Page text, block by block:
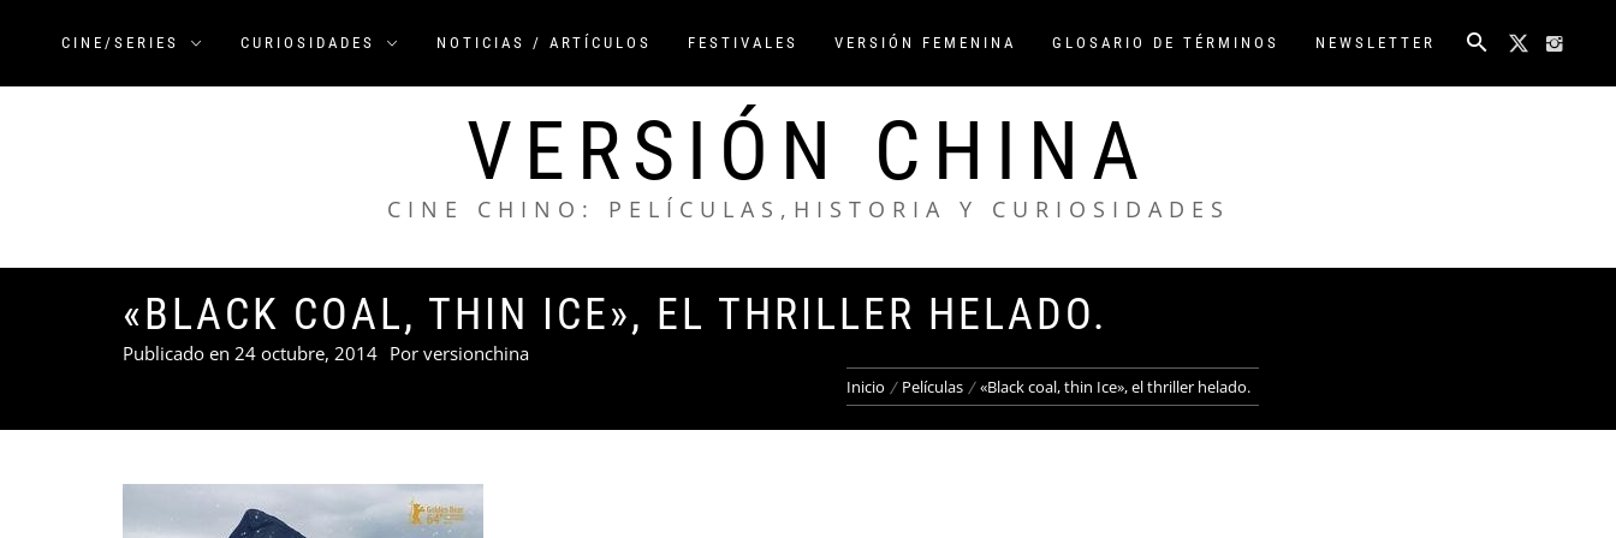
CINE/SERIES CURIOSIDADES NOTICIAS / ARTÍCULOS FESTIVALES VERSIÓN FEMENINA GLOSARIO DE TÉRMINOS NEWSLETTER
VERSIÓN CHINA
CINE CHINO: PELÍCULAS,HISTORIA Y CURIOSIDADES
«BLACK COAL, THIN ICE», EL THRILLER HELADO.
Publicado en 24 octubre, 2014 Por versionchina
Inicio Películas «Black coal, thin Ice», el thriller helado.